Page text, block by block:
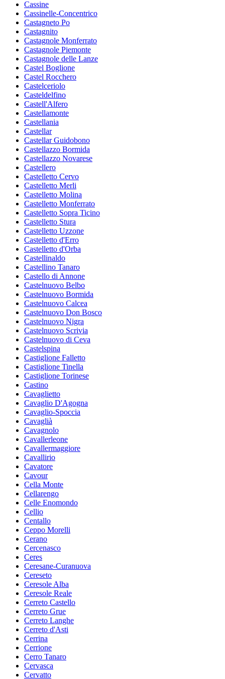
Cassine
Cassinelle-Concentrico
Castagneto Po
Castagnito
Castagnole Monferrato
Castagnole Piemonte
Castagnole delle Lanze
Castel Boglione
Castel Rocchero
Castelceriolo
Casteldelfino
Castell'Alfero
Castellamonte
Castellania
Castellar
Castellar Guidobono
Castellazzo Bormida
Castellazzo Novarese
Castellero
Castelletto Cervo
Castelletto Merli
Castelletto Molina
Castelletto Monferrato
Castelletto Sopra Ticino
Castelletto Stura
Castelletto Uzzone
Castelletto d'Erro
Castelletto d'Orba
Castellinaldo
Castellino Tanaro
Castello di Annone
Castelnuovo Belbo
Castelnuovo Bormida
Castelnuovo Calcea
Castelnuovo Don Bosco
Castelnuovo Nigra
Castelnuovo Scrivia
Castelnuovo di Ceva
Castelspina
Castiglione Falletto
Castiglione Tinella
Castiglione Torinese
Castino
Cavaglietto
Cavaglio D'Agogna
Cavaglio-Spoccia
Cavaglià
Cavagnolo
Cavallerleone
Cavallermaggiore
Cavallirio
Cavatore
Cavour
Cella Monte
Cellarengo
Celle Enomondo
Cellio
Centallo
Ceppo Morelli
Cerano
Cercenasco
Ceres
Ceresane-Curanuova
Cereseto
Ceresole Alba
Ceresole Reale
Cerreto Castello
Cerreto Grue
Cerreto Langhe
Cerreto d'Asti
Cerrina
Cerrione
Cerro Tanaro
Cervasca
Cervatto